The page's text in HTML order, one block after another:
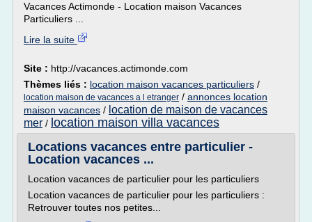
Vacances Actimonde - Location maison Vacances
Particuliers ...
Lire la suite
Site : http://vacances.actimonde.com
Thèmes liés : location maison vacances particuliers /
location maison de vacances a l etranger / annonces location
maison vacances / location de maison de vacances
mer / location maison villa vacances
Locations vacances entre particulier -
Location vacances ...
Location vacances de particulier pour les particuliers
Location vacances de particulier pour les particuliers :
Retrouver toutes nos petites...